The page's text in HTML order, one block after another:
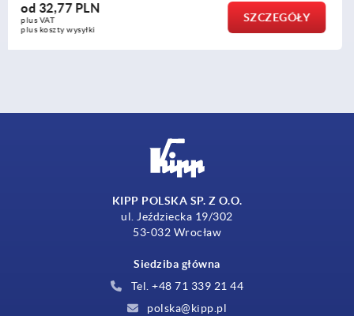
SZCZEGÓŁY
22,97 PLN
KIPP POLSKA SP. Z O.O.
ul. Jeździecka 19/302
53-032 Wrocław
Siedziba główna
Tel. +48 71 339 21 44
polska@kipp.pl